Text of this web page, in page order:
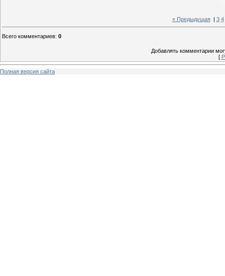
« Предыдущая| 3 4
Всего комментариев: 0
Добавлять комментарии
[
Полная версия сайта